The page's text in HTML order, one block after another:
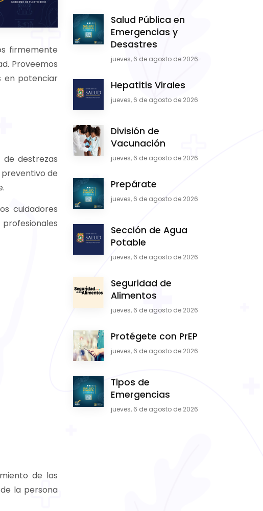
firmemente
Proveemos
en potenciar
destrezas
de
cuidadores
de las
la persona
Salud Pública en
Emergencias y
Desastres
jueves, 6 de agosto de 2026
Hepatitis Virales
jueves, 6 de agosto de 2026
División de
Vacunación
jueves, 6 de agosto de 2026
Prepárate
jueves, 6 de agosto de 2026
Sección de Agua
Potable
jueves, 6 de agosto de 2026
Seguridad de
Alimentos
jueves, 6 de agosto de 2026
Protégete con PrEP
jueves, 6 de agosto de 2026
Tipos de
Emergencias
jueves, 6 de agosto de 2026